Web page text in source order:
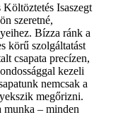
Költöztetés Isaszegt
szeretné,
Bízza ránk a
körű szolgáltatást
csapata precízen,
kezeli
nemcsak a
megőrizni.
– minden